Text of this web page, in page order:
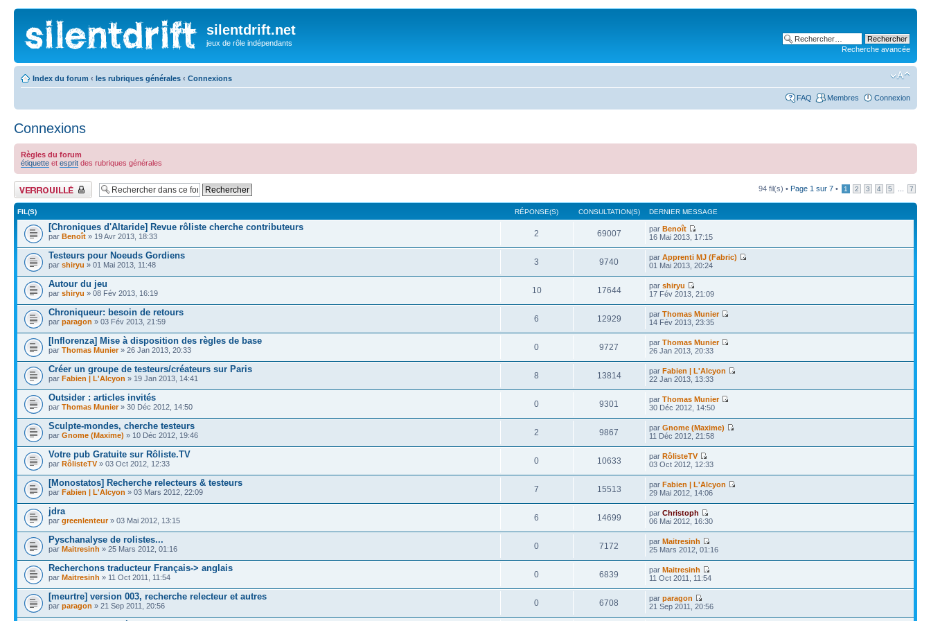
silentdrift.net
jeux de rôle indépendants
Recherche avancée
Index du forum ‹ les rubriques générales ‹ Connexions
FAQ Membres Connexion
Connexions
Règles du forum
étiquette et esprit des rubriques générales
Forum verrouillé 94 fil(s) • Page 1 sur 7 • 1 2 3 4 5 7
FIL(S) RÉPONSE(S) CONSULTATION(S) DERNIER MESSAGE
[Chroniques d'Altaride] Revue rôliste cherche contributeurs
par Benoît » 19 Avr 2013, 18:33 2 69007 parBenoît
16 Mai 2013, 17:15
Testeurs pour Noeuds Gordiens
par shiryu » 01 Mai 2013, 11:48 3 9740 parApprenti MJ (Fabric)
01 Mai 2013, 20:24
Autour du jeu
par shiryu » 08 Fév 2013, 16:19 10 17644 parshiryu
17 Fév 2013, 21:09
Chroniqueur: besoin de retours
par paragon » 03 Fév 2013, 21:59 6 12929 parThomas Munier
14 Fév 2013, 23:35
[Inflorenza] Mise à disposition des règles de base
par Thomas Munier» 26 Jan 2013, 20:33 0 9727 parThomas Munier
26 Jan 2013, 20:33
Créer un groupe de testeurs/créateurs sur Paris
par Fabien | L'Alcyon » 19 Jan 2013, 14:41 8 13814 parFabien | L'Alcyon
22 Jan 2013, 13:33
Outsider : articles invités
par Thomas Munier» 30 Déc 2012, 14:50 0 9301 parThomas Munier
30 Déc 2012, 14:50
Sculpte-mondes, cherche testeurs
par Gnome (Maxime) » 10 Déc 2012, 19:46 2 9867 parGnome (Maxime)
11 Déc 2012, 21:58
Votre pub Gratuite sur Rôliste.TV
par RôlisteTV» 03 Oct 2012, 12:33 0 10633 parRôlisteTV
03 Oct 2012, 12:33
[Monostatos] Recherche relecteurs & testeurs
par Fabien | L'Alcyon » 03 Mars 2012, 22:09 7 15513 parFabien | L'Alcyon
29 Mai 2012, 14:06
jdra
par greenlenteur» 03 Mai 2012, 13:15 6 14699 parChristoph
06 Mai 2012, 16:30
Pyschanalyse de rolistes...
par Maitresinh » 25 Mars 2012, 01:16 0 7172 parMaitresinh
25 Mars 2012, 01:16
Recherchons traducteur Français-> anglais
par Maitresinh » 11 Oct 2011, 11:54 0 6839 parMaitresinh
11 Oct 2011, 11:54
[meurtre] version 003, recherche relecteur et autres
par paragon » 21 Sep 2011, 20:56 0 6708 parparagon
21 Sep 2011, 20:56